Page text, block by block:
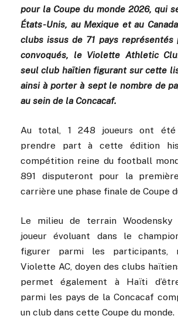
pour la Coupe du monde 2026, qui
États-Unis, au Mexique et au
clubs issus de 71 pays représentés
convoqués, le Violette Athletic
seul club haïtien figurant sur cette
ainsi à porter à sept le nombre de
au sein de la Concacaf.
Au total, 1 248 joueurs ont été
prendre part à cette édition
compétition reine du football
891 disputeront pour la
carrière une phase finale de Coupe
Le milieu de terrain Woodensky
joueur évoluant dans le
figurer parmi les participants,
Violette AC, doyen des clubs
permet également à Haïti
parmi les pays de la Concacaf
un club dans cette Coupe du monde.